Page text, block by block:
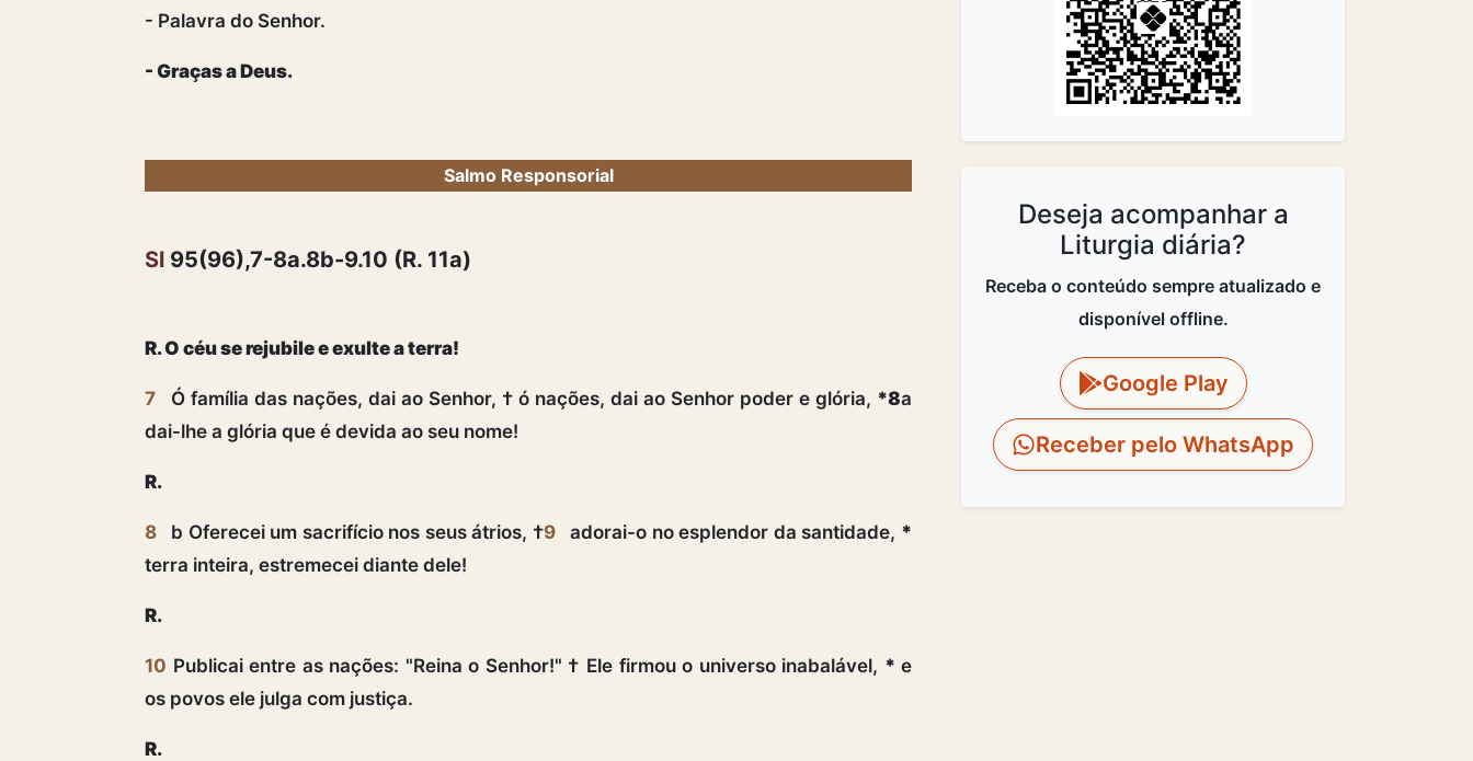
- Palavra do Senhor.
- Graças a Deus.
Salmo Responsorial
Sl 95(96),7-8a.8b-9.10 (R. 11a)
R. O céu se rejubile e exulte a terra!
7 Ó família das nações, dai ao Senhor, † ó nações, dai ao Senhor poder e glória, *8a
dai-lhe a glória que é devida ao seu nome!
R.
8 b Oferecei um sacrifício nos seus átrios, †9 adorai-o no esplendor da santidade, *
terra inteira, estremecei diante dele!
R.
10 Publicai entre as nações: "Reina o Senhor!" † Ele firmou o universo inabalável, * e
os povos ele julga com justiça.
R.
Deseja acompanhar a
Liturgia diária?
Receba o conteúdo sempre atualizado e
disponível offline.
Google Play
Receber pelo WhatsApp